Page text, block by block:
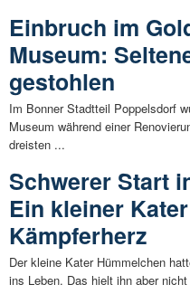
Einbruch im
Museum:
gestohlen
Im Bonner Stadtteil Poppelsdorf
Museum während einer
dreisten ...
Schwerer Start
Ein kleiner
Kämpferherz
Der kleine Kater Hümmelchen
ins Leben. Das hielt ihn aber